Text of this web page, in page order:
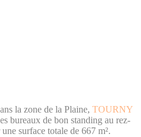
la zone de la Plaine, TOURNY
bureaux de bon standing au rez-
une surface totale de 667 m².